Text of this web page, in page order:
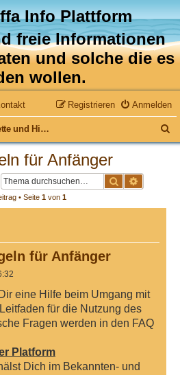
Info Plattform
freie Informationen
und solche die es
wollen.
Anmelden
Registrieren
Netiquette und Hinweise zur Nutzung dieser Plattform
u
für Anfänger
Suche
• Seite 1 von 1
für Anfänger
eine Hilfe beim Umgang mit
für die Nutzung des
Fragen werden in den FAQ
Platform
Dich im Bekannten- und